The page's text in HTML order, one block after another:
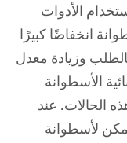
الأدوات
انخفاضًا كبيرًا
وزيادة معدل
الأسطوانة
الحالات. عند
لأسطوانة